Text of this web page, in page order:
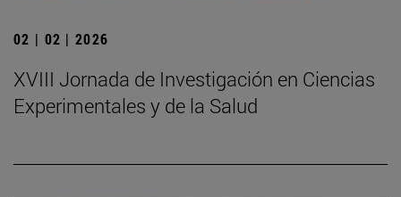
02 | 02 | 2026
XVIII Jornada de Investigación en Ciencias
Experimentales y de la Salud